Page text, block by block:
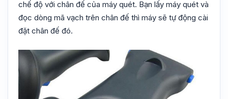
chế độ với chân đế của máy quét. Bạn lấy máy quét và
đọc dòng mã vạch trên chân đế thì máy sẽ tự động cài
đặt chân đế đó.